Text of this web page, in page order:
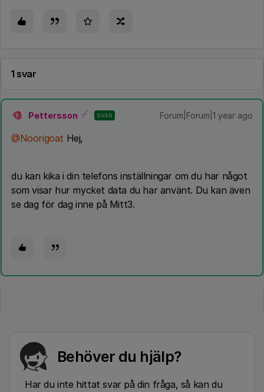
1 svar
P Pettersson SVAR Forum|Forum|1 year ago
@Noorigoat Hej,
du kan kika i din telefons inställningar om du har något
som visar hur mycket data du har använt. Du kan även
se dag för dag inne på Mitt3.
Behöver du hjälp?
Har du inte hittat svar på din fråga, så kan du